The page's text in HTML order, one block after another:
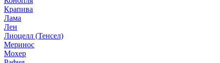
Крапива
Лама
Лен
Лиоцелл (Тенсел)
Меринос
Мохер